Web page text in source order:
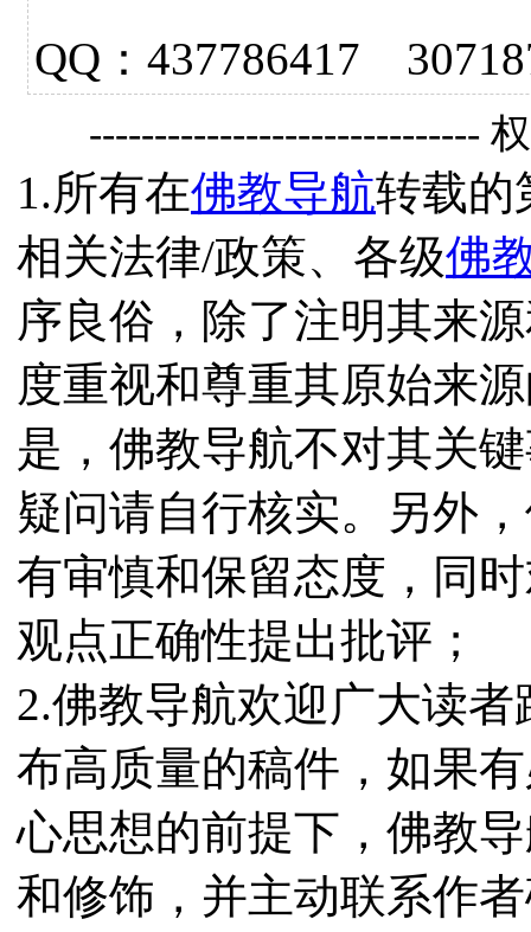
QQ：437786417
------------------------------
1.所有在佛教导航转载的
相关法律/政策、各级佛
序良俗，除了注明其来
度重视和尊重其原始来
是，佛教导航不对其关
疑问请自行核实。另外
有审慎和保留态度，同
观点正确性提出批评；
2.佛教导航欢迎广大读
布高质量的稿件，如果
心思想的前提下，佛教
和修饰，并主动联系作